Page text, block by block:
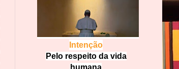
Intenção
Pelo respeito da vida
humana